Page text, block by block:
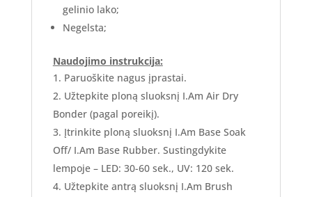
gelinio lako;
Negelsta;
Naudojimo instrukcija:
Paruoškite nagus įprastai.
Užtepkite ploną sluoksnį I.Am Air Dry
Bonder (pagal poreikį).
Įtrinkite ploną sluoksnį I.Am Base Soak
Off/ I.Am Base Rubber. Sustingdykite
lempoje – LED: 30-60 sek., UV: 120 sek.
Užtepkite antrą sluoksnį I.Am Brush